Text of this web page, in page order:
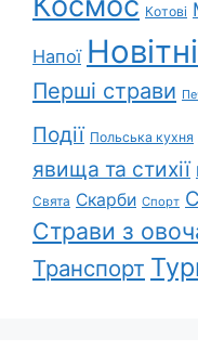
Котові
Напої
Перші страви
Події Польська кухня
явища та стихії
Свята Скарби Спорт
Страви з
Транспорт